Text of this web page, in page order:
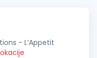
- L’Appetit